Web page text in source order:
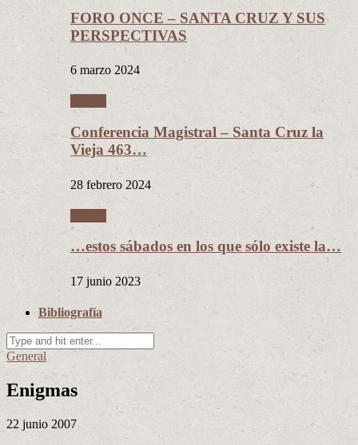
FORO ONCE – SANTA CRUZ Y SUS
PERSPECTIVAS
6 marzo 2024
Conferencia Magistral – Santa Cruz la
Vieja 463…
28 febrero 2024
…estos sábados en los que sólo existe la…
17 junio 2023
Bibliografía
General
Enigmas
22 junio 2007